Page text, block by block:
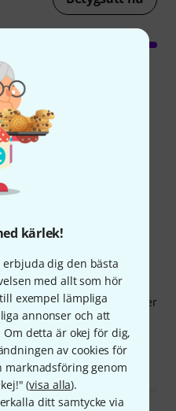
kärlek!
erbjuda dig den bästa
med allt som hör
exempel lämpliga
annonser och att
detta är okej för dig,
av cookies för
marknadsföring genom
(visa alla).
ditt samtycke via
någonsin haft
min bil och för att koppla
här. Ljusstark och
batteritid. Jag ska köpa fler